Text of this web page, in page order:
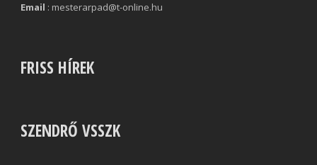
Email : mesterarpad@t-online.hu
FRISS HÍREK
SZENDRŐ VSSZK